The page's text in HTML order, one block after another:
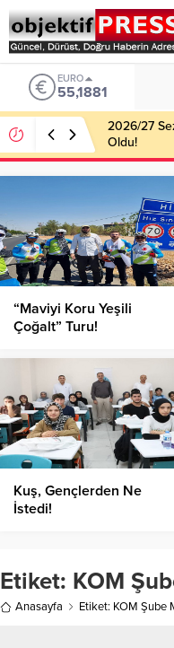
EURO
55,1881
2026/27
Oldu!
“Maviyi Koru Yeşili
Çoğalt” Turu!
Kuş, Gençlerden Ne
İstedi!
Etiket: KOM
Anasayfa Etiket: KOM Şube